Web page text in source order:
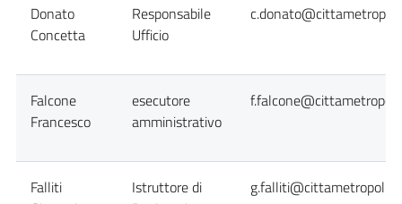
Donato
Concetta
Responsabile
Ufficio
Falcone
Francesco
esecutore
amministrativo
Falliti
Istruttore di